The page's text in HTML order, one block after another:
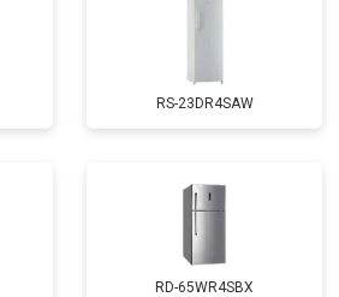
RS-23DR4SAW
RD-65WR4SBX